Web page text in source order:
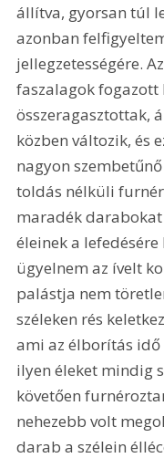
állítva, gyorsan túl
azonban
jellegzetességére.
faszalagok fogazott
összeragasztottak,
közben változik, és
nagyon
toldás nélküli
maradék
éleinek a
ügyelnem az ívelt
palástja nem
széleken rés
ami az élborítás idő
ilyen éleket mindig
követően
nehezebb volt
darab a szélein